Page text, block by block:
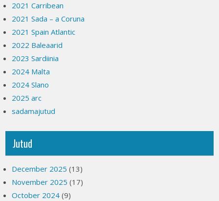
2021 Carribean
2021 Sada – a Coruna
2021 Spain Atlantic
2022 Baleaarid
2023 Sardiinia
2024 Malta
2024 Slano
2025 arc
sadamajutud
Jutud
December 2025 (13)
November 2025 (17)
October 2024 (9)